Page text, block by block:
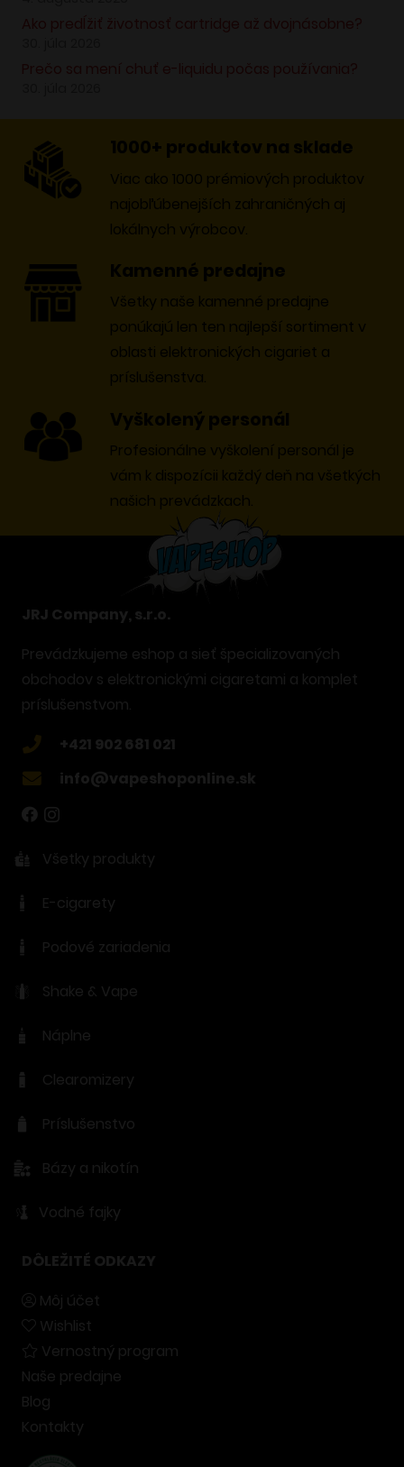
1000+ produktov na sklade
Viac ako 1000 prémiových produktov
najobľúbenejších zahraničných aj
lokálnych výrobcov.
Kamenné predajne
Všetky naše kamenné predajne
ponúkajú len ten najlepší sortiment v
oblasti elektronických cigariet a
príslušenstva.
Vyškolený personál
Profesionálne vyškolení personál je
vám k dispozícii každý deň na všetkých
našich prevádzkach.
JRJ Company, s.r.o.
Prevádzkujeme eshop a sieť špecializovaných
obchodov s elektronickými cigaretami a komplet
príslušenstvom.
+421 902 681 021
info@vapeshoponline.sk
Všetky produkty
E-cigarety
Podové zariadenia
Shake & Vape
Náplne
Clearomizery
Príslušenstvo
Bázy a nikotín
Vodné fajky
DÔLEŽITÉ ODKAZY
Môj účet
Wishlist
Vernostný program
Naše predajne
Blog
Kontakty